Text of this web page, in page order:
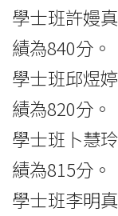
學士班許嫚
績為840分。
學士班邱煜
績為820分。
學士班卜慧
績為815分。
學士班李明